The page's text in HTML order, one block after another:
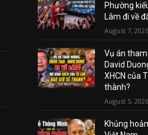
Phường
Lâm đi về
August 7, 2026
Vụ án
David
XHCN của
thành?
August 5, 2026
Khủng